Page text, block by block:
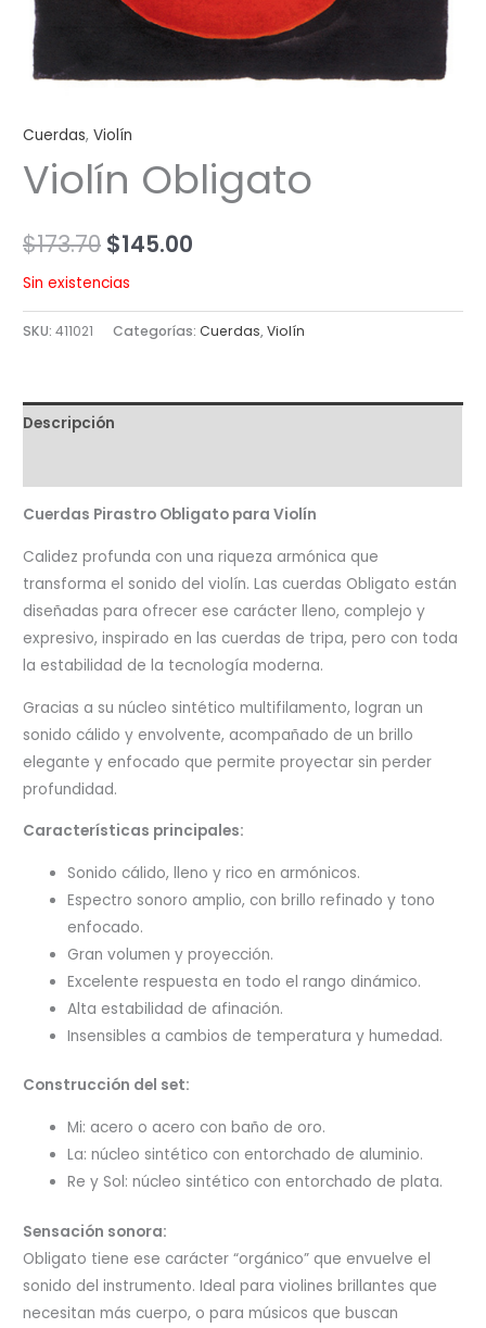
Cuerdas,Violín
Violín Obligato
$173.70 $145.00
Sin existencias
SKU:411021 Categorías:Cuerdas,Violín
Descripción
Cuerdas Pirastro Obligato para Violín
Calidez profunda con una riqueza armónica que
transforma el sonido del violín. Las cuerdas Obligato están
diseñadas para ofrecer ese carácter lleno, complejo y
expresivo, inspirado en las cuerdas de tripa, pero con toda
la estabilidad de la tecnología moderna.
Gracias a su núcleo sintético multifilamento, logran un
sonido cálido y envolvente, acompañado de un brillo
elegante y enfocado que permite proyectar sin perder
profundidad.
Características principales:
Sonido cálido, lleno y rico en armónicos.
Espectro sonoro amplio, con brillo refinado y tono
enfocado.
Gran volumen y proyección.
Excelente respuesta en todo el rango dinámico.
Alta estabilidad de afinación.
Insensibles a cambios de temperatura y humedad.
Construcción del set:
Mi: acero o acero con baño de oro.
La: núcleo sintético con entorchado de aluminio.
Re y Sol: núcleo sintético con entorchado de plata.
Sensación sonora:
Obligato tiene ese carácter “orgánico” que envuelve el
sonido del instrumento. Ideal para violines brillantes que
necesitan más cuerpo, o para músicos que buscan